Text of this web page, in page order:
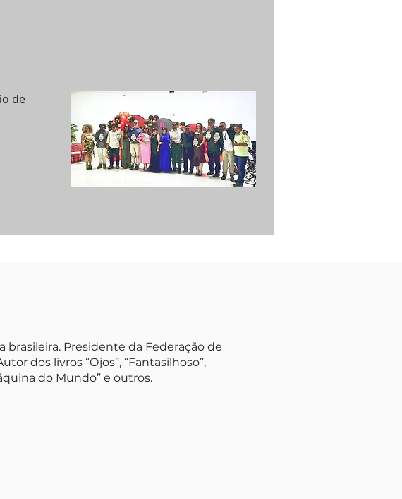
de
brasileira. Presidente da Federação de
dos livros “Ojos”, “Fantasilhoso”,
do Mundo” e outros.